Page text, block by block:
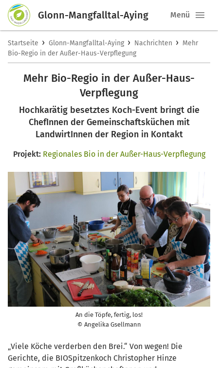
Glonn-Mangfalltal-Aying Menü
Startseite › Glonn-Mangfalltal-Aying › Nachrichten › Mehr
Bio-Regio in der Außer-Haus-Verpflegung
Mehr Bio-Regio in der Außer-Haus-
Verpflegung
Hochkarätig besetztes Koch-Event bringt die
ChefInnen der Gemeinschaftsküchen mit
LandwirtInnen der Region in Kontakt
Projekt: Regionales Bio in der Außer-Haus-Verpflegung
An die Töpfe, fertig, los!
© Angelika Gsellmann
„Viele Köche verderben den Brei.“ Von wegen! Die
Gerichte, die BIOSpitzenkoch Christopher Hinze